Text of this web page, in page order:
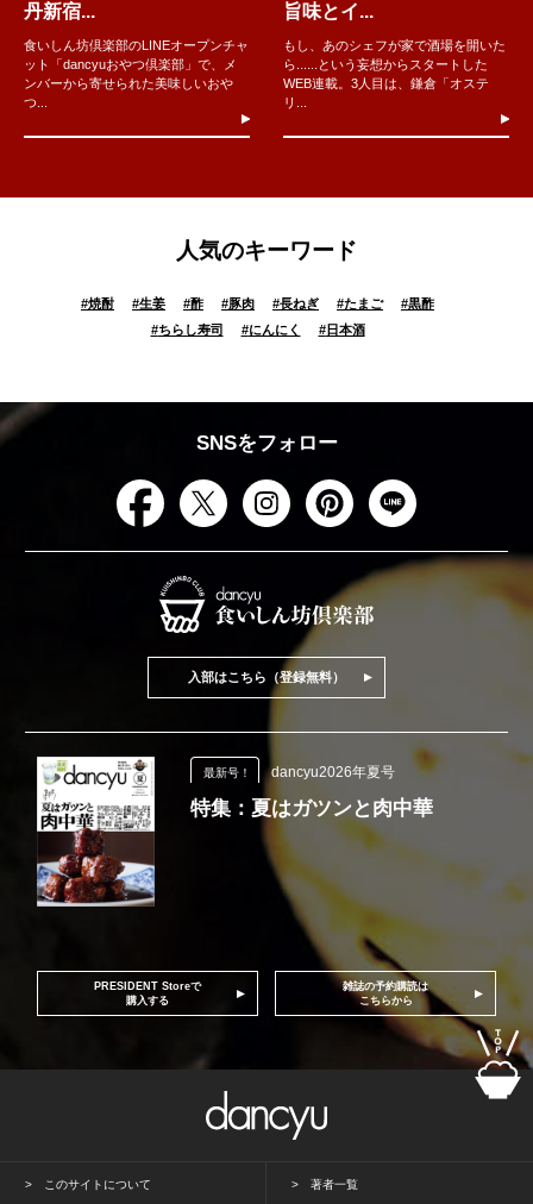
丹新宿...
食いしん坊倶楽部のLINEオープンチャ
ット「dancyuおやつ倶楽部」で、メ
ンバーから寄せられた美味しいおや
つ...
旨味とイ...
もし、あのシェフが家で酒場を開いた
ら......という妄想からスタートした
WEB連載。3人目は、鎌倉「オステ
リ...
人気のキーワード
#焼酎 #生姜 #酢 #豚肉 #長ねぎ #たまご #黒酢
#ちらし寿司 #にんにく #日本酒
SNSをフォロー
入部はこちら（登録無料）
最新号！ dancyu2026年夏号
特集：夏はガツンと肉中華
PRESIDENT Storeで
購入する
雑誌の予約購読は
こちらから
このサイトについて 著者一覧